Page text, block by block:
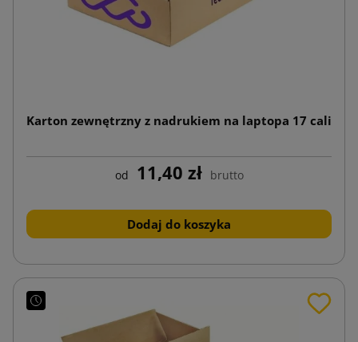
Karton zewnętrzny z nadrukiem na laptopa 17 cali
od 11,40 zł brutto
Dodaj do koszyka